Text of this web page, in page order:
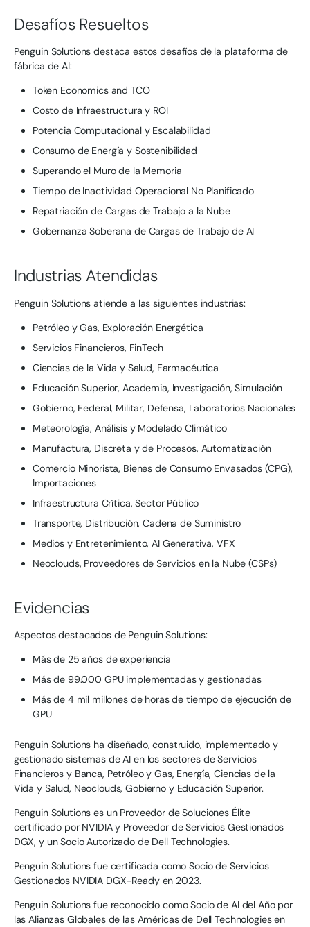
Desafíos Resueltos
Penguin Solutions destaca estos desafíos de la plataforma de
fábrica de AI:
Token Economics and TCO
Costo de Infraestructura y ROI
Potencia Computacional y Escalabilidad
Consumo de Energía y Sostenibilidad
Superando el Muro de la Memoria
Tiempo de Inactividad Operacional No Planificado
Repatriación de Cargas de Trabajo a la Nube
Gobernanza Soberana de Cargas de Trabajo de AI
Industrias Atendidas
Penguin Solutions atiende a las siguientes industrias:
Petróleo y Gas, Exploración Energética
Servicios Financieros, FinTech
Ciencias de la Vida y Salud, Farmacéutica
Educación Superior, Academia, Investigación, Simulación
Gobierno, Federal, Militar, Defensa, Laboratorios Nacionales
Meteorología, Análisis y Modelado Climático
Manufactura, Discreta y de Procesos, Automatización
Comercio Minorista, Bienes de Consumo Envasados (CPG),
Importaciones
Infraestructura Crítica, Sector Público
Transporte, Distribución, Cadena de Suministro
Medios y Entretenimiento, AI Generativa, VFX
Neoclouds, Proveedores de Servicios en la Nube (CSPs)
Evidencias
Aspectos destacados de Penguin Solutions:
Más de 25 años de experiencia
Más de 99.000 GPU implementadas y gestionadas
Más de 4 mil millones de horas de tiempo de ejecución de
GPU
Penguin Solutions ha diseñado, construido, implementado y
gestionado sistemas de AI en los sectores de Servicios
Financieros y Banca, Petróleo y Gas, Energía, Ciencias de la
Vida y Salud, Neoclouds, Gobierno y Educación Superior.
Penguin Solutions es un Proveedor de Soluciones Élite
certificado por NVIDIA y Proveedor de Servicios Gestionados
DGX, y un Socio Autorizado de Dell Technologies.
Penguin Solutions fue certificada como Socio de Servicios
Gestionados NVIDIA DGX-Ready en 2023.
Penguin Solutions fue reconocido como Socio de AI del Año por
las Alianzas Globales de las Américas de Dell Technologies en